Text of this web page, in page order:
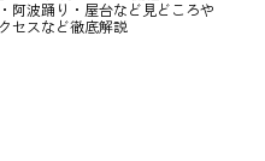
阿波踊り・屋台など見どころや
セスなど徹底解説